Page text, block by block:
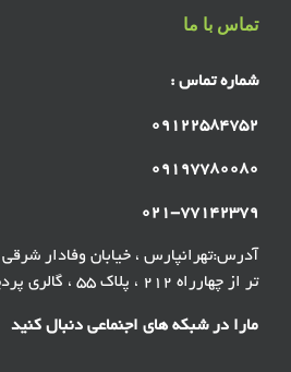
تماس با ما
شماره تماس :
۰۹۱۲۲۵۸۴۷۵۲
۰۹۱۹۷۷۸۰۰۸۰
۰۲۱-۷۷۱۴۲۳۷۹
آدرس:تهرانپارس ، خیابان وفادار شرقی
تر از چهارراه ۲۱۲ ، پلاک ۵۵ ، گالری پردیس پایتخت
مارا در شبکه های اجنماعی دنبال کنید